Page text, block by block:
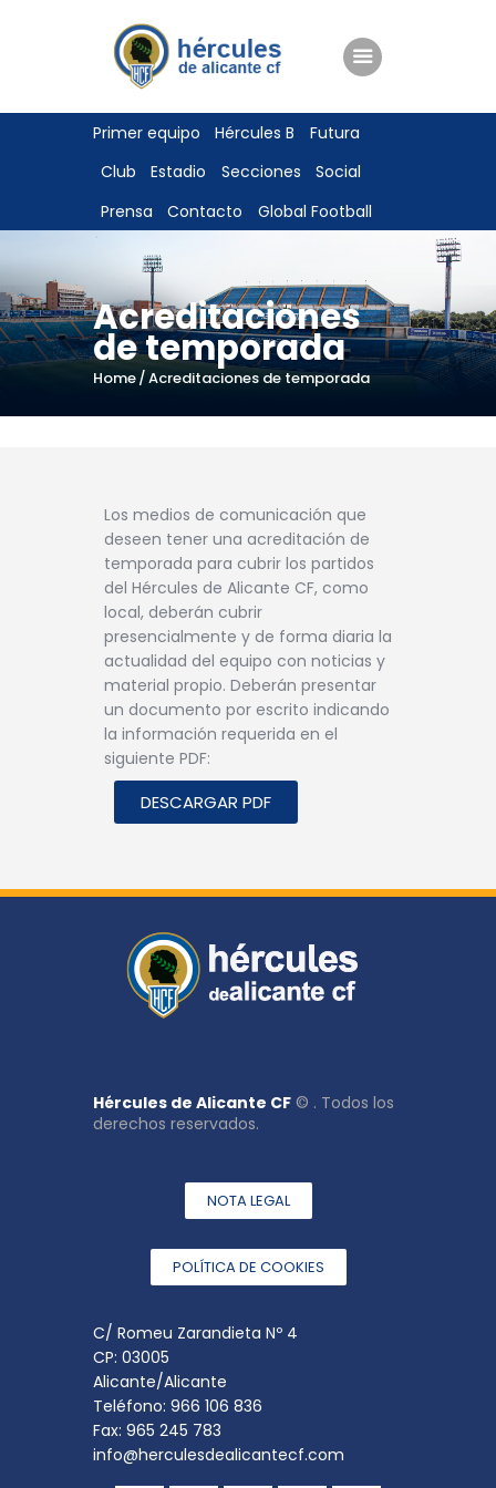
Primer equipo Hércules B
Futura
Club
Estadio Secciones
Social
Prensa
Contacto Global Football
Acreditaciones
de temporada
Home Acreditaciones de temporada
ENTRADAS
TIENDA
HÉRCULESCF100
Los medios de comunicación que
deseen tener una acreditación de
temporada para cubrir los partidos
del Hércules de Alicante CF, como
local, deberán cubrir
presencialmente y de forma diaria la
actualidad del equipo con noticias y
material propio. Deberán presentar
un documento por escrito indicando
la información requerida en el
siguiente PDF:
DESCARGAR PDF
Hércules de Alicante CF © . Todos los
derechos reservados.
NOTA LEGAL
POLÍTICA DE COOKIES
C/ Romeu Zarandieta Nº 4
CP: 03005
Alicante/Alicante
Teléfono: 966 106 836
Fax: 965 245 783
info@herculesdealicantecf.com